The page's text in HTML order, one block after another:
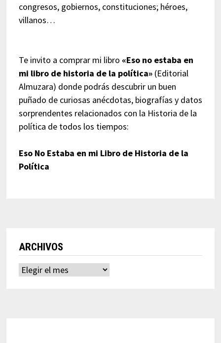
congresos, gobiernos, constituciones; héroes,
villanos…
Te invito a comprar mi libro «Eso no estaba en
mi libro de historia de la política»(Editorial
Almuzara) donde podrás descubrir un buen
puñado de curiosas anécdotas, biografías y datos
sorprendentes relacionados con la Historia de la
política de todos los tiempos:
Eso No Estaba en mi Libro de Historia de la
Política
ARCHIVOS
Archivos